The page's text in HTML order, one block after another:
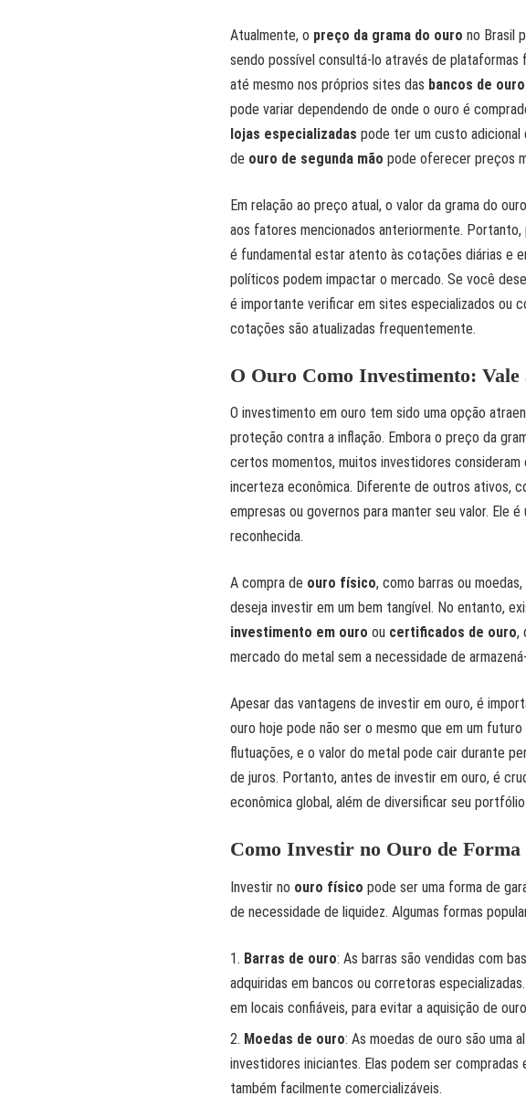
Atualmente, o preço da grama do ouro no Brasil
sendo possível consultá-lo através de
até mesmo nos próprios sites das bancos de ouro
pode variar dependendo de onde o ouro é
lojas especializadas pode ter um custo adicional
de ouro de segunda mão pode oferecer preços
Em relação ao preço atual, o valor da grama do
aos fatores mencionados anteriormente.
é fundamental estar atento às cotações diárias e
políticos podem impactar o mercado. Se você
é importante verificar em sites especializados ou
cotações são atualizadas frequentemente.
O Ouro Como Investimento:
O investimento em ouro tem sido uma opção
proteção contra a inflação. Embora o preço da
certos momentos, muitos investidores consideram
incerteza econômica. Diferente de outros ativos,
empresas ou governos para manter seu valor. Ele
reconhecida.
A compra de ouro físico, como barras ou
deseja investir em um bem tangível. No entanto,
investimento em ouro ou certificados de ouro,
mercado do metal sem a necessidade de
Apesar das vantagens de investir em ouro, é
ouro hoje pode não ser o mesmo que em um
flutuações, e o valor do metal pode cair durante
de juros. Portanto, antes de investir em ouro, é
econômica global, além de diversificar seu
Como Investir no Ouro de Forma
Investir no ouro físico pode ser uma forma de
de necessidade de liquidez. Algumas formas
Barras de ouro: As barras são vendidas com
adquiridas em bancos ou corretoras
em locais confiáveis, para evitar a aquisição de
Moedas de ouro: As moedas de ouro são uma
investidores iniciantes. Elas podem ser
também facilmente comercializáveis.